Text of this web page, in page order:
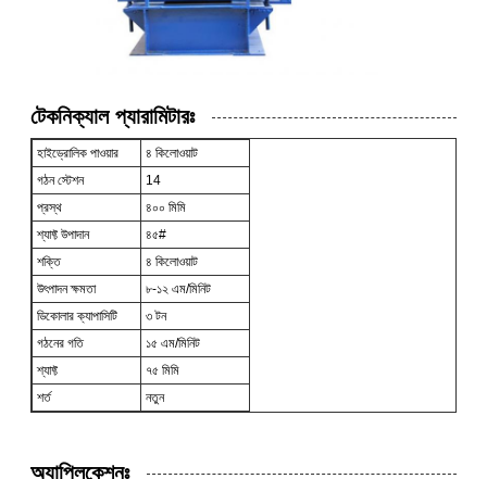
টেকনিক্যাল প্যারামিটারঃ
হাইড্রোলিক পাওয়ার
৪ কিলোওয়াট
গঠন স্টেশন
14
প্রস্থ
৪০০ মিমি
শ্যাফ্ট উপাদান
৪৫#
শক্তি
৪ কিলোওয়াট
উৎপাদন ক্ষমতা
৮-১২ এম/মিনিট
ডিকোলার ক্যাপাসিটি
৩ টন
গঠনের গতি
১৫ এম/মিনিট
শ্যাফ্ট
৭৫ মিমি
শর্ত
নতুন
অ্যাপ্লিকেশনঃ